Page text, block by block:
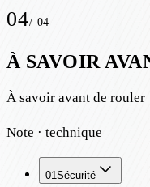
04/ 04
À SAVOIR
À savoir avant de rouler
Note · technique
01Sécurité